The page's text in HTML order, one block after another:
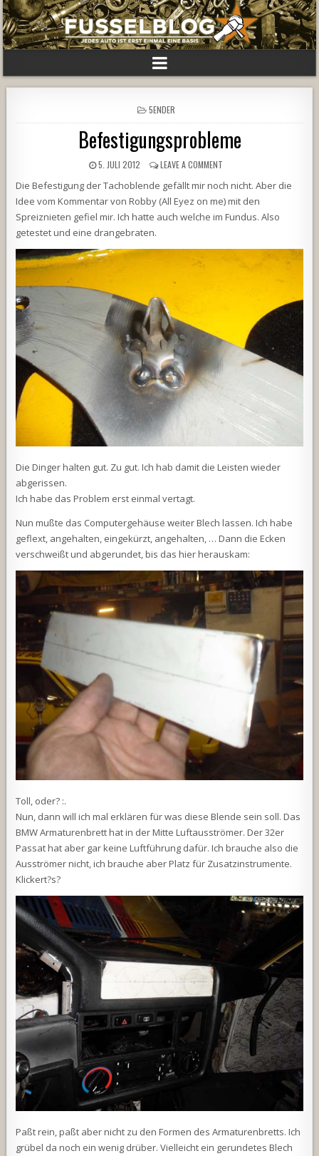
POSTED
IN
5ENDER
Befestigungsprobleme
5. JULI 2012 LEAVE A COMMENT
Die Befestigung der Tachoblende gefällt mir noch nicht. Aber die
Idee vom Kommentar von Robby (All Eyez on me) mit den
Spreiznieten gefiel mir. Ich hatte auch welche im Fundus. Also
getestet und eine drangebraten.
Die Dinger halten gut. Zu gut. Ich hab damit die Leisten wieder
abgerissen.
Ich habe das Problem erst einmal vertagt.
Nun mußte das Computergehäuse weiter Blech lassen. Ich habe
geflext, angehalten, eingekürzt, angehalten, … Dann die Ecken
verschweißt und abgerundet, bis das hier herauskam:
Toll, oder? :.
Nun, dann will ich mal erklären für was diese Blende sein soll. Das
BMW Armaturenbrett hat in der Mitte Luftausströmer. Der 32er
Passat hat aber gar keine Luftführung dafür. Ich brauche also die
Ausströmer nicht, ich brauche aber Platz für Zusatzinstrumente.
Klickert?s?
Paßt rein, paßt aber nicht zu den Formen des Armaturenbretts. Ich
grübel da noch ein wenig drüber. Vielleicht ein gerundetes Blech